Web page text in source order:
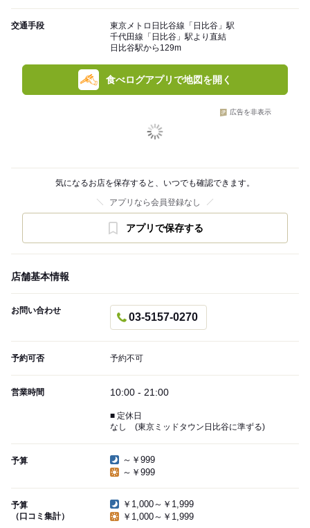
交通手段
東京メトロ日比谷線「日比谷」駅
千代田線「日比谷」駅より直結
日比谷駅から129m
食べログアプリで地図を開く
広告を非表示
気になるお店を保存すると、いつでも確認できます。
アプリなら会員登録なし
アプリで保存する
店舗基本情報
お問い合わせ
03-5157-0270
予約可否 予約不可
営業時間 10:00 - 21:00
■ 定休日
なし (東京ミッドタウン日比谷に準ずる)
予算
～￥999
～￥999
予算
（口コミ集計）
￥1,000～￥1,999
￥1,000～￥1,999